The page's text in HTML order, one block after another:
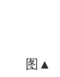
图▲